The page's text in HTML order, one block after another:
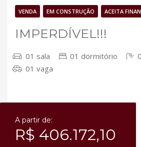
VENDA EM CONSTRUÇÃO ACEITA
IMPERDÍVEL!!!
01 sala 01 dormitório
01 vaga
A partir de:
R$ 406.172,10